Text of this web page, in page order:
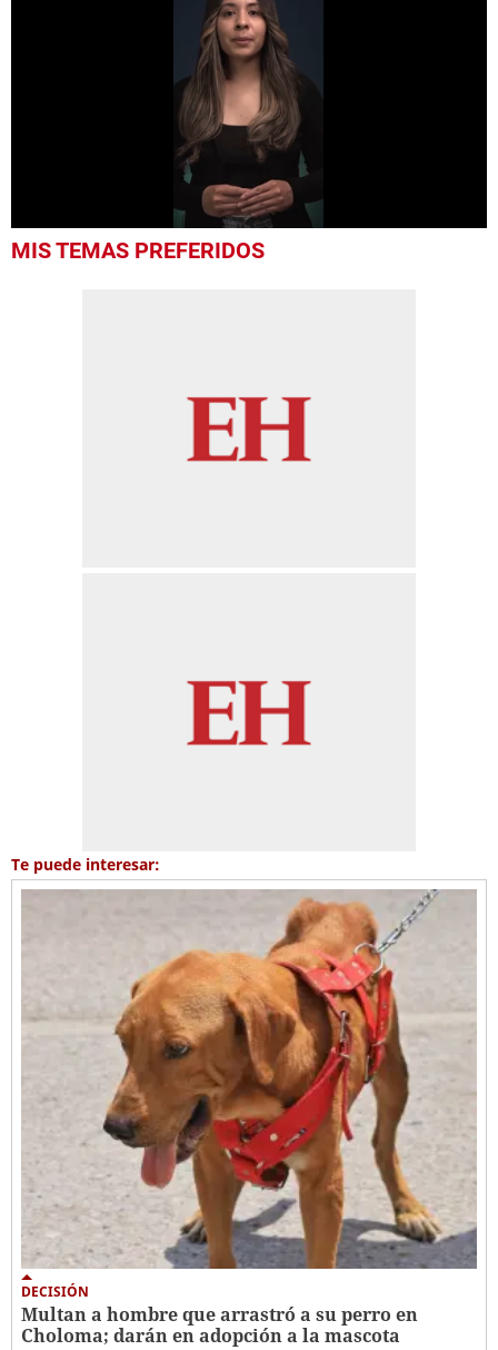
seconds
MIS TEMAS PREFERIDOS
Te puede interesar:
DECISIÓN
Multan a hombre que arrastró a su perro en
Choloma; darán en adopción a la mascota